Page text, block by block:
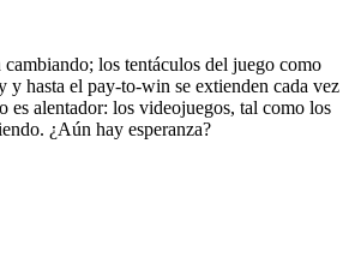
los tentáculos del juego como
y hasta el pay-to-win se extienden cada vez
es alentador: los videojuegos, tal como los
¿Aún hay esperanza?